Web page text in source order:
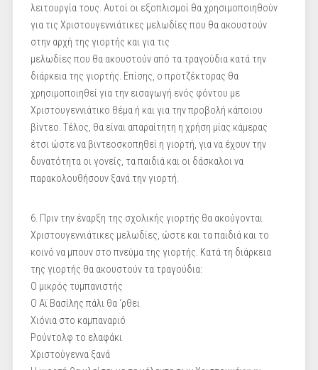
λειτουργία τους. Αυτοί οι εξοπλισμοί θα χρησιμοποιηθούν
για τις Χριστουγεννιάτικες μελωδίες που θα ακουστούν
στην αρχή της γιορτής και για τις
μελωδίες που θα ακουστούν από τα τραγούδια κατά την
διάρκεια της γιορτής. Επίσης, ο προτζέκτορας θα
χρησιμοποιηθεί για την εισαγωγή ενός φόντου με
Χριστουγεννιάτικο θέμα ή και για την προβολή κάποιου
βίντεο. Τέλος, θα είναι απαραίτητη η χρήση μίας κάμερας
έτσι ώστε να βιντεοσκοπηθεί η γιορτή, για να έχουν την
δυνατότητα οι γονείς, τα παιδιά και οι δάσκαλοι να
παρακολουθήσουν ξανά την γιορτή.
6. Πριν την έναρξη της σχολικής γιορτής θα ακούγονται
Χριστουγεννιάτικες μελωδίες, ώστε και τα παιδιά και το
κοινό να μπουν στο πνεύμα της γιορτής. Κατά τη διάρκεια
της γιορτής θα ακουστούν τα τραγούδια:
Ο μικρός τυμπανιστής
Ο Αϊ Βασίλης πάλι θα ‘ρθει
Χιόνια στο καμπαναριό
Ρούντολφ το ελαφάκι
Χριστούγεννα ξανά